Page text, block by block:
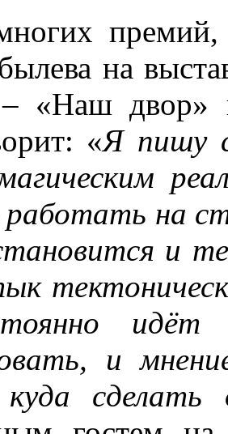
на
– «Наш двор»
«Я пишу
на
и
идёт
и
сделать